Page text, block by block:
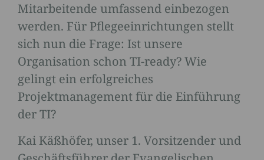
Mitarbeitende umfassend einbezogen
werden. Für Pflegeeinrichtungen stellt
sich nun die Frage: Ist unsere
Organisation schon TI-ready? Wie
gelingt ein erfolgreiches
Projektmanagement für die Einführung
der TI?
Kai Käßhöfer, unser 1. Vorsitzender und